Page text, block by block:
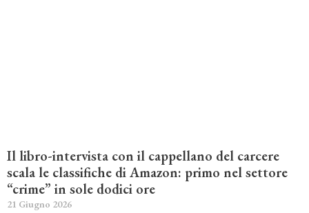
Il libro-intervista con il cappellano del carcere
scala le classifiche di Amazon: primo nel settore
“crime” in sole dodici ore
21 Giugno 2026